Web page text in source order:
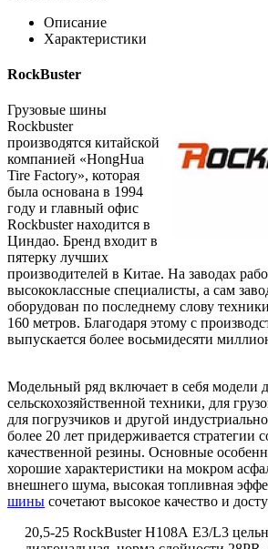
Описание
Характеристики
RockBuster
Грузовые шины
Rockbuster
производятся китайской
компанией «HongHua
Tire Factory», которая
была основана в 1994
году и главный офис
Rockbuster находится в
Циндао. Бренд входит в
пятерку лучших
производителей в Китае. На заводах
высококлассные специалисты, а сам
оборудован по последнему слову
160 метров. Благодаря этому с
выпускается более восьмидесяти
Модельный ряд включает в себя модели
сельскохозяйственной техники, для
для погрузчиков и другой
более 20 лет придерживается стратегии
качественной резины. Основные
хорошие характеристики на мокром
внешнего шума, высокая топливная
шины сочетают высокое качество и
20,5-25 RockBusterН108А E3/L3